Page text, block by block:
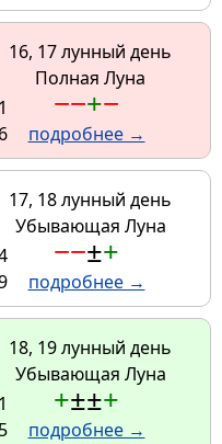
16, 17 лунный день
Полная Луна
−−+−
подробнее →
17, 18 лунный день
Убывающая Луна
−−±+
подробнее →
18, 19 лунный день
Убывающая Луна
+±±+
подробнее →